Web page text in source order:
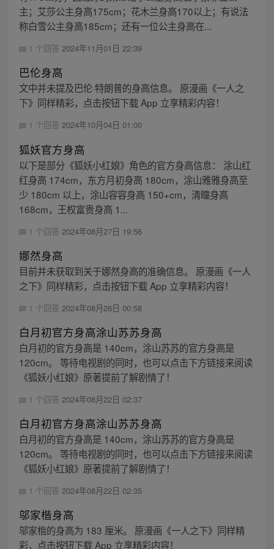
主；艾莎公主身高175cm；花木兰身高170以上；有说法
称白雪公主身高185cm；还有一位公主身高在...
1 个回答 2024年11月01日 22:39
巴伦身高
文中并未提及巴伦·特朗普的身高信息。 原漫画《一人之
下》同样精彩，点击按钮下载 App 立享精彩内容！
1 个回答 2024年10月04日 01:00
狐妖官方身高
以下是部分《狐妖小红娘》角色的官方身高信息： 涂山红
红身高 174cm，东方月初身高 180cm，涂山雅雅身高至
少 180cm 以上，涂山容容身高 150+cm，清瞳身高
168cm，王权富贵身高 1...
1 个回答 2024年08月27日 19:56
娜然身高
目前并未获取到关于娜然身高的准确信息。 原漫画《一人
之下》同样精彩，点击按钮下载 App 立享精彩内容！
1 个回答 2024年08月26日 00:58
白月初官方身高涂山苏苏身高
白月初的官方身高是 140cm，涂山苏苏的官方身高是
120cm。 等待电视剧的同时，也可以点击下方链接来阅读
《狐妖小红娘》原著提前了解剧情了！
1 个回答 2024年08月22日 02:37
白月初官方身高涂山苏苏身高
白月初的官方身高是 140cm，涂山苏苏的官方身高是
120cm。 等待电视剧的同时，也可以点击下方链接来阅读
《狐妖小红娘》原著提前了解剧情了！
1 个回答 2024年08月22日 02:35
邬家楷身高
邬家楷的身高为 183 厘米。 原漫画《一人之下》同样精
彩，点击按钮下载 App 立享精彩内容！